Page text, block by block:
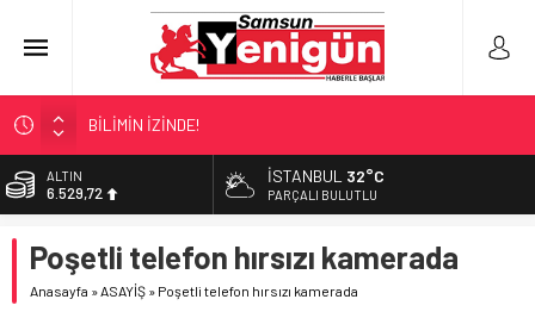
BİLİMİN İZİNDE!
TIR’A ‘ZEHİR’ BASKINI!
FECİ SON!
SAMSUN YANACAK!
ALTIN
6.529,72
13.703,13
DOLAR
İSTANBUL 32°C
PARÇALI BULUTLU
Poşetli telefon hırsızı kamerada
Anasayfa »ASAYİŞ » Poşetli telefon hırsızı kamerada